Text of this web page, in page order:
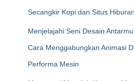
Secangkir Kopi dan Situs Hiburan
Menjelajahi Seni Desain
Cara Menggabungkan Animasi
Performa Mesin